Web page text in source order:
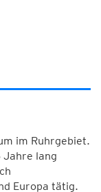
im Ruhrgebiet.
lang
Europa tätig.